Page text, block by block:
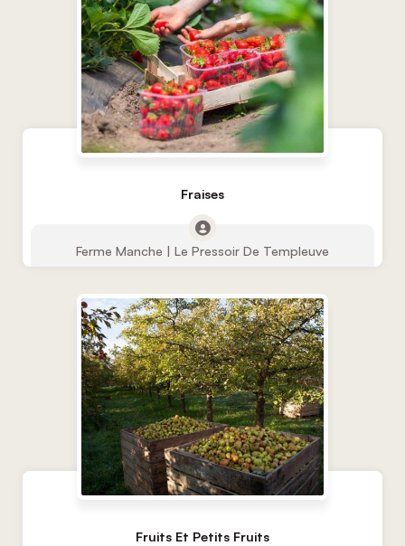
Fraises
Ferme Manche | Le Pressoir De Templeuve
Fruits Et Petits Fruits